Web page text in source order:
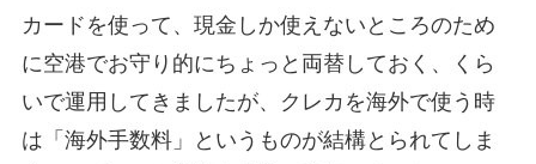
カードを使って、現金しか使えないところのため
に空港でお守り的にちょっと両替しておく、くら
いで運用してきましたが、クレカを海外で使う時
は「海外手数料」というものが結構とられてしま